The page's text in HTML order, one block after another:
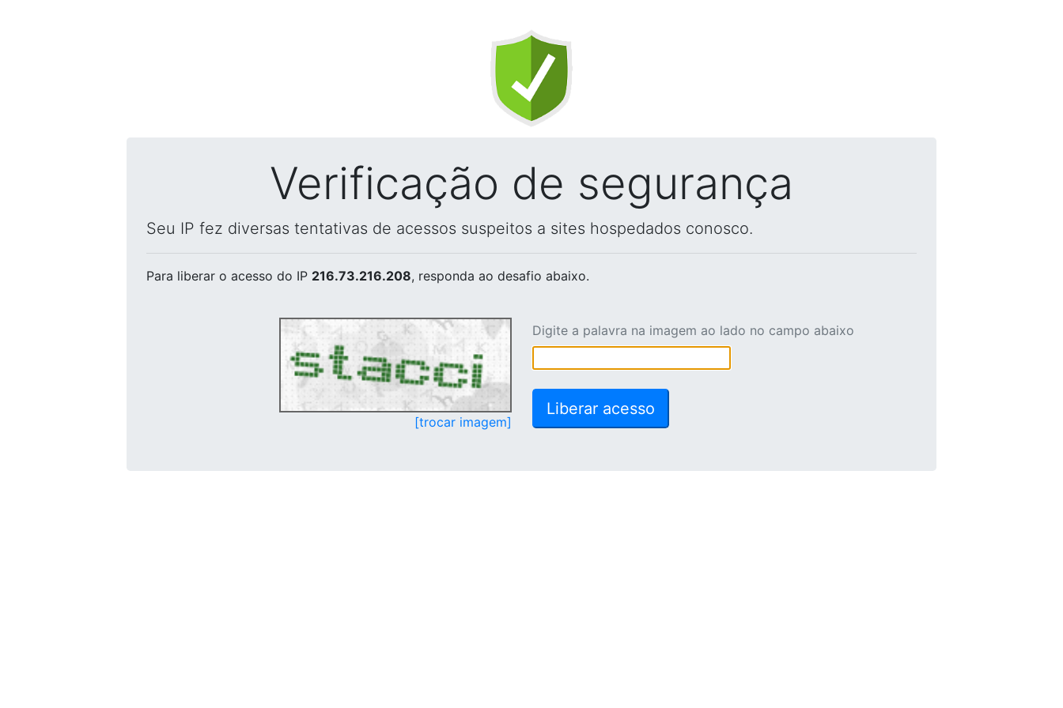
Verificação de segurança
Seu IP fez diversas tentativas de acessos suspeitos a sites hospedados conosco.
Para liberar o acesso do IP 216.73.216.208, responda ao desafio abaixo.
[trocar imagem]
Digite a palavra na imagem ao lado no campo abaixo